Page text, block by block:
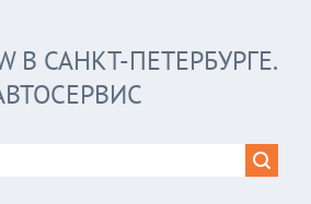
В САНКТ-ПЕТЕРБУРГЕ.